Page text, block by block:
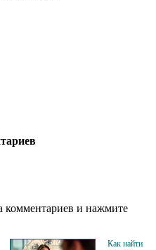
комментариев и нажмите
Как найти